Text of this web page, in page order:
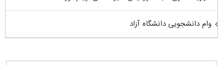
وام دانشجویی دانشگاه آزاد